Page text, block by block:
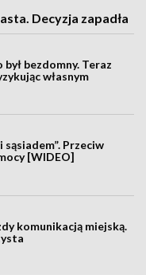
Decyzja zapadła
bezdomny. Teraz
własnym
sąsiadem”. Przeciw
[WIDEO]
komunikacją miejską.